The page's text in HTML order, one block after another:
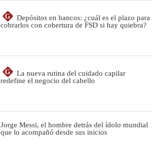
G
Depósitos en bancos: ¿cuál es el plazo para
cobrarlos con cobertura de FSD si hay quiebra?
G
La nueva rutina del cuidado capilar
redefine el negocio del cabello
Jorge Messi, el hombre detrás del ídolo mundial
que lo acompañó desde sus inicios